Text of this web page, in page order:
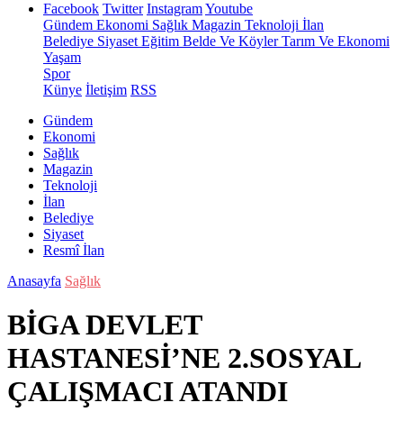
Facebook Twitter InstagramYoutube
Gündem Ekonomi Sağlık Magazin Teknoloji İlan
Belediye Siyaset Eğitim Belde Ve KöylerTarım Ve Ekonomi
Yaşam
Spor
Künye İletişim RSS
Gündem
Ekonomi
Sağlık
Magazin
Teknoloji
İlan
Belediye
Siyaset
Resmî İlan
Anasayfa Sağlık
BİGA DEVLET
HASTANESİ’NE 2.SOSYAL
ÇALIŞMACI ATANDI